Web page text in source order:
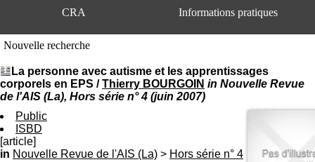
CRA
Informations pratiques
du CRA Rhône-Alpes
Centre Hospitalier le Vinatier
bât 211
9h00-12h00 13h30-16h00
Nouvelle recherche
La personne avec autisme et les apprentissages
corporels en EPS /Thierry BOURGOIN in Nouvelle Revue
de l'AIS (La), Hors série n° 4 (juin 2007)
Public
ISBD
[article]
in Nouvelle Revue de l'AIS (La) > Hors série n° 4
n
f
o
t